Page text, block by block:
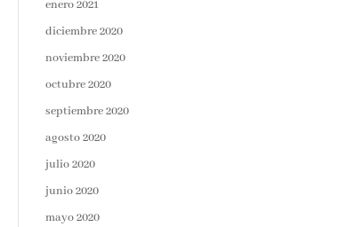
enero 2021
diciembre 2020
noviembre 2020
octubre 2020
septiembre 2020
agosto 2020
julio 2020
junio 2020
mayo 2020